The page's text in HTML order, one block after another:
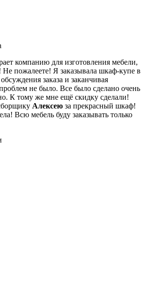
компанию для изготовления мебели,
пожалеете! Я заказывала шкаф-купе в
заказа и заканчивая
не было. Все было сделано очень
К тому же мне ещё скидку сделали!
Алексею за прекрасный шкаф!
Всю мебель буду заказывать только